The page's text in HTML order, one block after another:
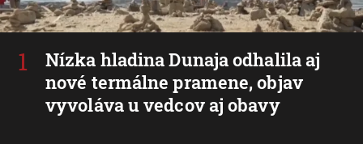
Nízka hladina Dunaja odhalila aj
nové termálne pramene, objav
vyvoláva u vedcov aj obavy